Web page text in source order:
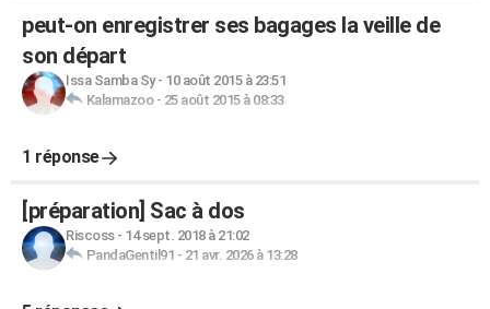
peut-on enregistrer ses bagages la veille de
son départ
Issa Samba Sy- 10 août 2015 à 23:51
Kalamazoo- 25 août 2015 à 08:33
1 réponse
[préparation] Sac à dos
Riscoss- 14 sept. 2018 à 21:02
PandaGentil91 - 21 avr. 2026 à 13:28